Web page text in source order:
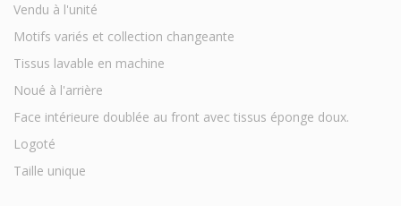
Vendu à l'unité
Motifs variés et collection changeante
Tissus lavable en machine
Noué à l'arrière
Face intérieure doublée au front avec tissus éponge doux.
Logoté
Taille unique